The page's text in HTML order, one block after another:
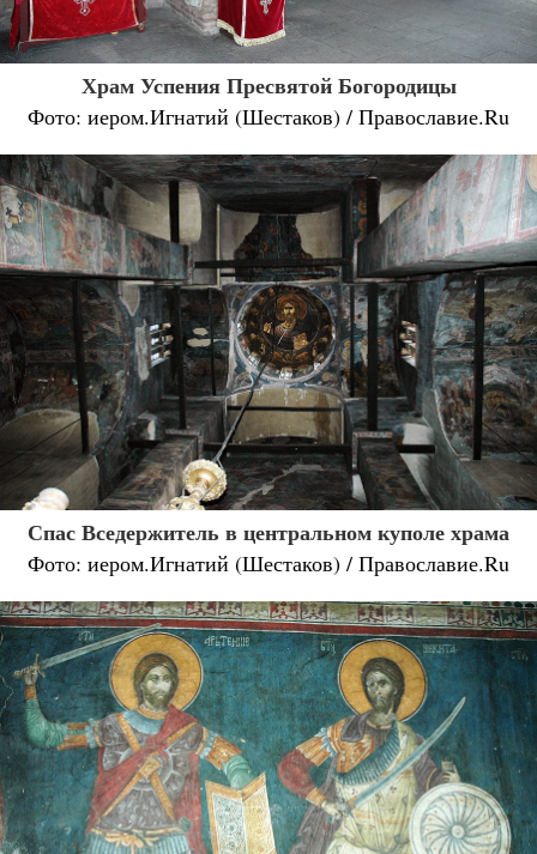
Храм Успения Пресвятой Богородицы
Фото: иером.Игнатий (Шестаков) / Православие.Ru
Спас Вседержитель в центральном куполе храма
Фото: иером.Игнатий (Шестаков) / Православие.Ru